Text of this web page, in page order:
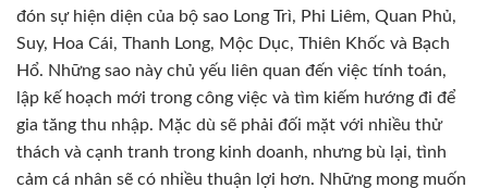
đón sự hiện diện của bộ sao Long Trì, Phi Liêm, Quan Phủ,
Suy, Hoa Cái, Thanh Long, Mộc Dục, Thiên Khốc và Bạch
Hổ. Những sao này chủ yếu liên quan đến việc tính toán,
lập kế hoạch mới trong công việc và tìm kiếm hướng đi để
gia tăng thu nhập. Mặc dù sẽ phải đối mặt với nhiều thử
thách và cạnh tranh trong kinh doanh, nhưng bù lại, tình
cảm cá nhân sẽ có nhiều thuận lợi hơn. Những mong muốn